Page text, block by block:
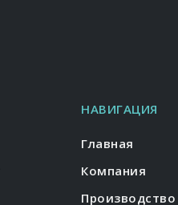
Главная
НАВИГАЦИЯ
Компания
Производство